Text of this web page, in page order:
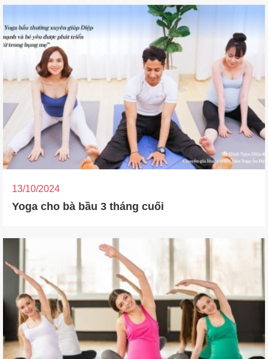
13/10/2024
Yoga cho bà bầu 3 tháng cuối